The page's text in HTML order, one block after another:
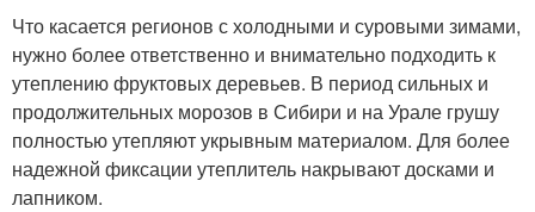
Что касается регионов с холодными и суровыми зимами,
нужно более ответственно и внимательно подходить к
утеплению фруктовых деревьев. В период сильных и
продолжительных морозов в Сибири и на Урале грушу
полностью утепляют укрывным материалом. Для более
надежной фиксации утеплитель накрывают досками и
лапником.